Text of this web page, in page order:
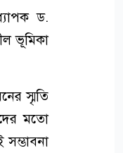
ড.
ভূমিকা
স্মৃতি
মতো